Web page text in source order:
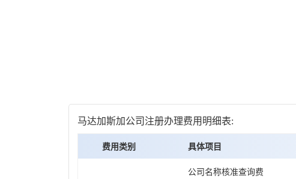
马达加斯加公司注册办理费用明细表:
费用类别 具体项目
公司名称核准查询费